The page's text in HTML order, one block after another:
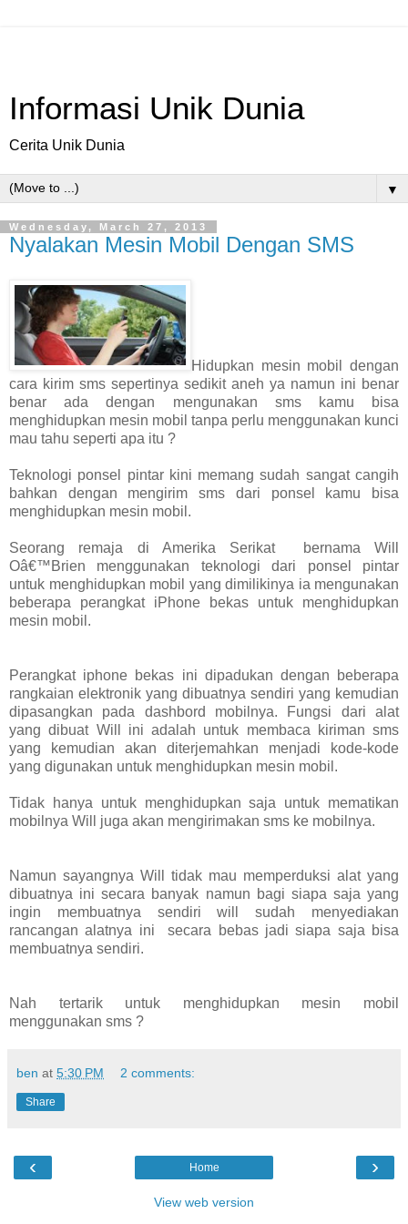
Informasi Unik Dunia
Cerita Unik Dunia
▼
Wednesday, March 27, 2013
Nyalakan Mesin Mobil Dengan SMS
Hidupkan mesin mobil dengan
cara kirim sms sepertinya sedikit aneh ya namun ini benar
benar ada dengan mengunakan sms kamu bisa
menghidupkan mesin mobil tanpa perlu menggunakan kunci
mau tahu seperti apa itu ?
Teknologi ponsel pintar kini memang sudah sangat cangih
bahkan dengan mengirim sms dari ponsel kamu bisa
menghidupkan mesin mobil.
Seorang remaja di Amerika Serikat bernama Will
Oâ€™Brien menggunakan teknologi dari ponsel pintar
untuk menghidupkan mobil yang dimilikinya ia mengunakan
beberapa perangkat iPhone bekas untuk menghidupkan
mesin mobil.
Perangkat iphone bekas ini dipadukan dengan beberapa
rangkaian elektronik yang dibuatnya sendiri yang kemudian
dipasangkan pada dashbord mobilnya. Fungsi dari alat
yang dibuat Will ini adalah untuk membaca kiriman sms
yang kemudian akan diterjemahkan menjadi kode-kode
yang digunakan untuk menghidupkan mesin mobil.
Tidak hanya untuk menghidupkan saja untuk mematikan
mobilnya Will juga akan mengirimakan sms ke mobilnya.
Namun sayangnya Will tidak mau memperduksi alat yang
dibuatnya ini secara banyak namun bagi siapa saja yang
ingin membuatnya sendiri will sudah menyediakan
rancangan alatnya ini secara bebas jadi siapa saja bisa
membuatnya sendiri.
Nah tertarik untuk menghidupkan mesin mobil
menggunakan sms ?
ben at 5:30 PM 2 comments:
Share
‹ ›
Home
View web version